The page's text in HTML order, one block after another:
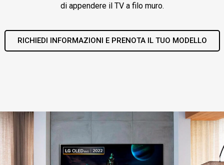
di appendere il TV a filo muro.
RICHIEDI INFORMAZIONI E PRENOTA IL TUO MODELLO